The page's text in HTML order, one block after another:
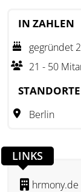
Essensmarken
Hrmony war
für Startups in
Digitalisierung
IN ZAHLEN
gegründet
21 - 50
STANDORTE
Berlin
LINKS
hrmony.de